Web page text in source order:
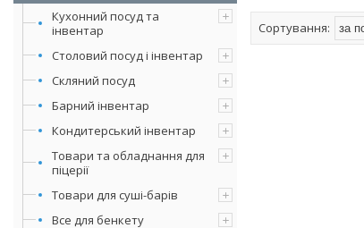
Кухонний посуд та
інвентар
Столовий посуд і інвентар
Скляний посуд
Барний інвентар
Кондитерський інвентар
Товари та обладнання для
піцерії
Товари для суші-барів
Все для бенкету